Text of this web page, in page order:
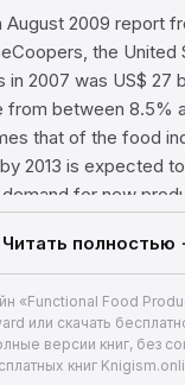
August 2009 report
the United
2007 was US$ 27
from between 8.5%
that of the food
2013 is expected
for new
development and
purpose. There is a
in this
and this book
important
by authors with in-
Читать полностью
«Functional Food
или скачать
версии книг, без
книг